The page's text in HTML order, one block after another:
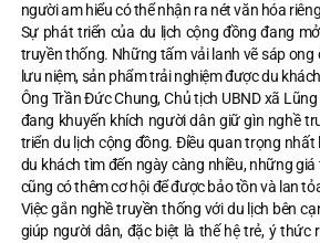
người am hiểu có thể nhận ra nét văn hóa
Sự phát triển của du lịch cộng đồng đang
truyền thống. Những tấm vải lanh vẽ sáp
lưu niệm, sản phẩm trải nghiệm được du
Ông Trần Đức Chung, Chủ tịch UBND xã
đang khuyến khích người dân giữ gìn nghề
triển du lịch cộng đồng. Điều quan trọng
du khách tìm đến ngày càng nhiều, những
cũng có thêm cơ hội để được bảo tồn và lan
Việc gắn nghề truyền thống với du lịch bên
giúp người dân, đặc biệt là thế hệ trẻ, ý thức